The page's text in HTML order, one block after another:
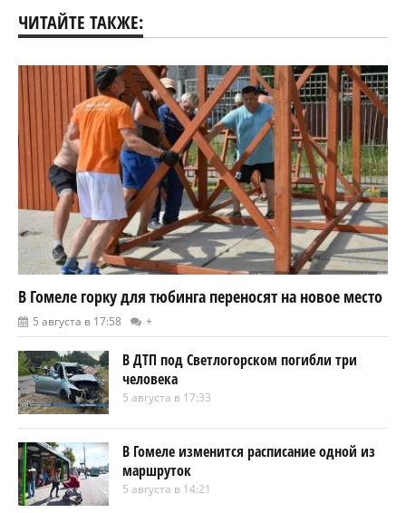
ЧИТАЙТЕ ТАКЖЕ:
В Гомеле горку для тюбинга переносят на новое место
5 августа в 17:58 +
В ДТП под Светлогорском погибли три
человека
5 августа в 17:33
В Гомеле изменится расписание одной из
маршруток
5 августа в 14:21